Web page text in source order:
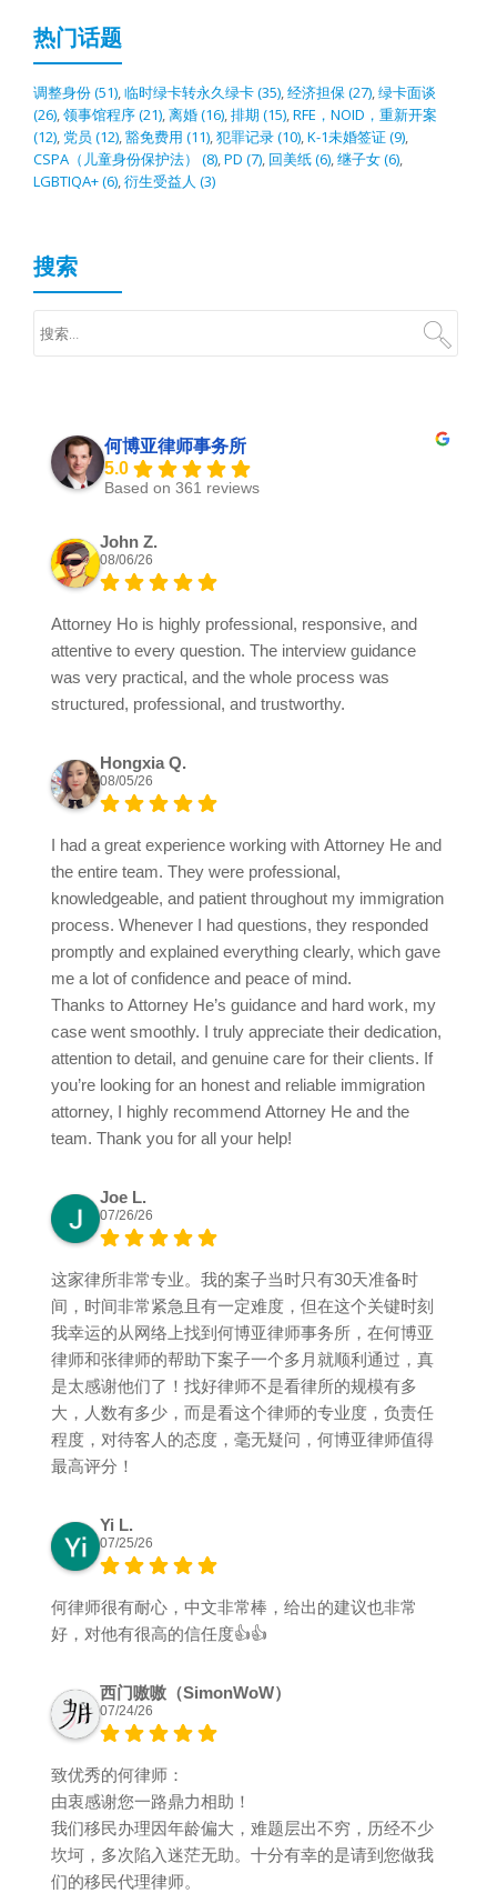
热门话题
调整身份(51),临时绿卡转永久绿卡(35),经济担保(27),绿卡面谈
(26),领事馆程序(21),离婚(16),排期 (15),RFE，NOID，重新开案
(12), 党员 (12),豁免费用 (11),犯罪记录(10),K-1未婚签证(9),
CSPA（儿童身份保护法）
(8),PD (7), 回美纸(6),继子女(6),
LGBTIQA+(6),衍生受益人 (3)
搜索
何博亚律师事务所
5.0
Based on 361 reviews
John Z.
08/06/26
Attorney Ho is highly professional, responsive, and
attentive to every question. The interview guidance
was very practical, and the whole process was
structured, professional, and trustworthy.
Hongxia Q.
08/05/26
I had a great experience working with Attorney He and
the entire team. They were professional,
knowledgeable, and patient throughout my immigration
process. Whenever I had questions, they responded
promptly and explained everything clearly, which gave
me a lot of confidence and peace of mind.
Thanks to Attorney He’s guidance and hard work, my
case went smoothly. I truly appreciate their dedication,
attention to detail, and genuine care for their clients. If
you’re looking for an honest and reliable immigration
attorney, I highly recommend Attorney He and the
team. Thank you for all your help!
Joe L.
07/26/26
这家律所非常专业。我的案子当时只有30天准备时
间，时间非常紧急且有一定难度，但在这个关键时刻
我幸运的从网络上找到何博亚律师事务所，在何博亚
律师和张律师的帮助下案子一个多月就顺利通过，真
是太感谢他们了！找好律师不是看律所的规模有多
大，人数有多少，而是看这个律师的专业度，负责任
程度，对待客人的态度，毫无疑问，何博亚律师值得
最高评分！
Yi L.
07/25/26
何律师很有耐心，中文非常棒，给出的建议也非常
好，对他有很高的信任度👍👍
西门嗷嗷（SimonWoW）
07/24/26
致优秀的何律师：
由衷感谢您一路鼎力相助！
我们移民办理因年龄偏大，难题层出不穷，历经不少
坎坷，多次陷入迷茫无助。十分有幸的是请到您做我
们的移民代理律师。